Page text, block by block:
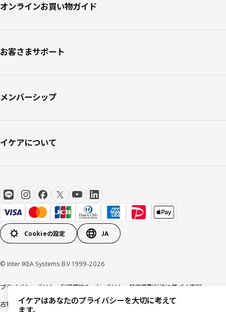
オンラインお買い物ガイド
お客さまサポート
メンバーシップ
イケアについて
Cookieの設定 JA
© Inter IKEA Systems B.V 1999-2026
プライバシーポリシー 利用規約Cookieポリシー 特定商取引法に基づく表記
古物営業法に基づく表記
イケアはあなたのプライバシーを大切に考えて